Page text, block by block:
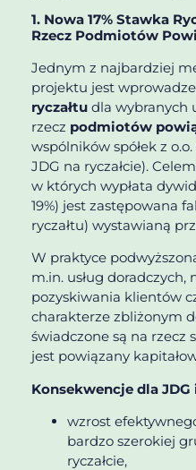
1. Nowa 17% Stawka
Rzecz Podmiotów
Jednym z najbardziej
projektu jest
ryczałtu dla wybranych
rzecz podmiotów
wspólników spółek z
JDG na ryczałcie).
w których wypłata
19%) jest zastępowana
ryczałtu) wystawianą
W praktyce
m.in. usług
pozyskiwania klientów
charakterze zbliżonym
świadczone są na rzecz
jest powiązany
Konsekwencje dla JDG
wzrost
bardzo szerokiej
ryczałcie,